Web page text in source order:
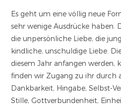
Es geht um eine völlig neue
sehr wenige Ausdrücke haben.
die unpersönliche Liebe, die
kindliche, unschuldige Liebe.
diesem Jahr anfangen werden,
finden wir Zugang zu ihr durch
Dankbarkeit, Hingabe, Selbst-
Stille, Gottverbundenheit,